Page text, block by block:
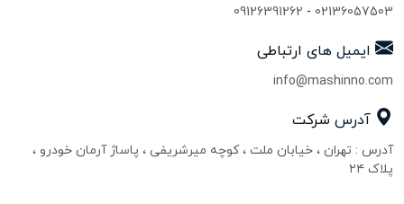
02136057503
-
09126391262
ایمیل های ارتباطی
info@mashinno.com
آدرس شرکت
آدرس : تهران ، خیابان ملت ، کوچه میرشریفی ، پاساژ آرمان خودرو ،
پلاک ۲۴